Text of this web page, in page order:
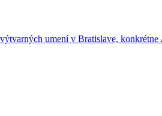
umení v Bratislave,